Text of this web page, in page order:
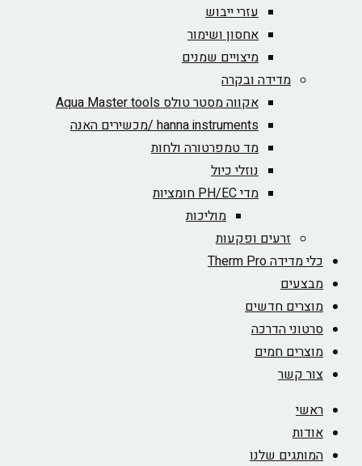
עזרי ייבוש
אחסון ושימור
מיצויים שמנים
מדידה ובקרה
אקווה מסטר טולס Aqua Master tools
hanna instruments /מכשירים האנה
מד טמפרטורה ולחות
נוזלי כיול
מדי PH/EC חומציות
מוליכות
זרעים ופקעות
כלי מדידה Therm Pro
מבצעים
מוצרים חדשים
סרטוני הדרכה
מוצרים חמים
צור קשר
ראשי
אודות
המותגים שלנו